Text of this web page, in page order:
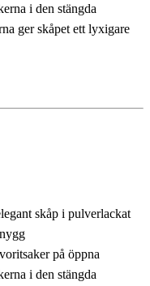
i den stängda
ger skåpet ett lyxigare
skåp i pulverlackat
på öppna
i den stängda